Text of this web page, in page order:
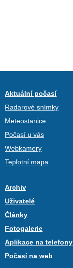
Aktuální počasí
Radarové snímky
Meteostanice
Počasí u vás
Webkamery
Teplotní mapa
Archiv
Uživatelé
Články
Fotogalerie
Aplikace na telefony
Počasí na web